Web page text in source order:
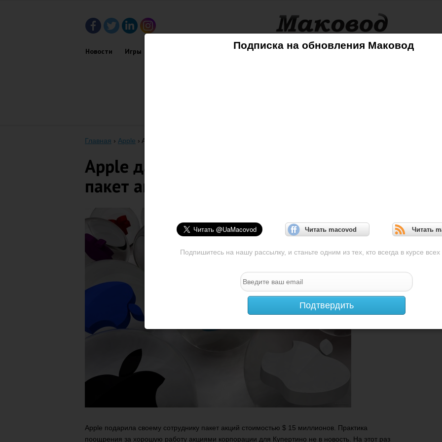
Подписка на обновления Маковод
Читать macovod Читать
Подпишитесь на нашу рассылку, и станьте одним из тех, кто всегда в курсе всех
Подтвердить
Новости Игры Советы Mac iPhone iPad iPod AppleTV
Главная › Apple › Apple дала сотруднику ценный бонус – пакет акций стоимостью $15 млн
Apple дала сотруднику ценный бонус –
пакет акций стоимостью $15 млн
Apple подарила своему сотруднику пакет акций стоимостью $ 15 миллионов. Практика
поощрения за хорошую работу акциями корпорации для Купертино не в новость. На этот раз